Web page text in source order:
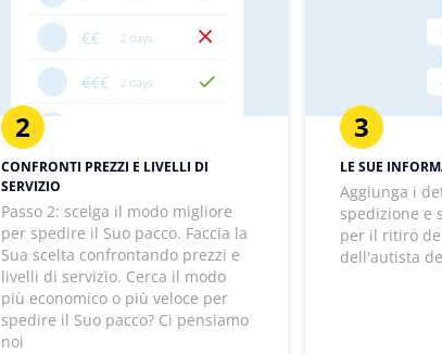
2
CONFRONTI PREZZI E LIVELLI DI
SERVIZIO
Passo 2: scelga il modo migliore
per spedire il Suo pacco. Faccia la
Sua scelta confrontando prezzi e
livelli di servizio. Cerca il modo
più economico o più veloce per
spedire il Suo pacco? Ci pensiamo
noi
3
LE SUE
Aggiunga i
spedizione e
per il ritiro
dell'autista